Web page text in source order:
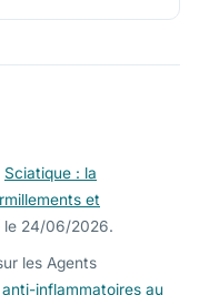
Sciatique : la
et
le 24/06/2026.
les Agents
inflammatoires au